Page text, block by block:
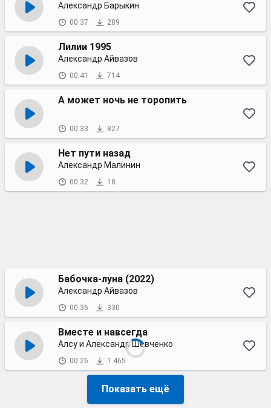
Александр Барыкин
00:37 289
Лилии 1995
Александр Айвазов
00:41 714
А может ночь не торопить
00:33 827
Нет пути назад
Александр Малинин
00:32 18
Бабочка-луна (2022)
Александр Айвазов
00:36 330
Вместе и навсегда
Алсу и Александр Шевченко
00:26 1 465
Показать ещё